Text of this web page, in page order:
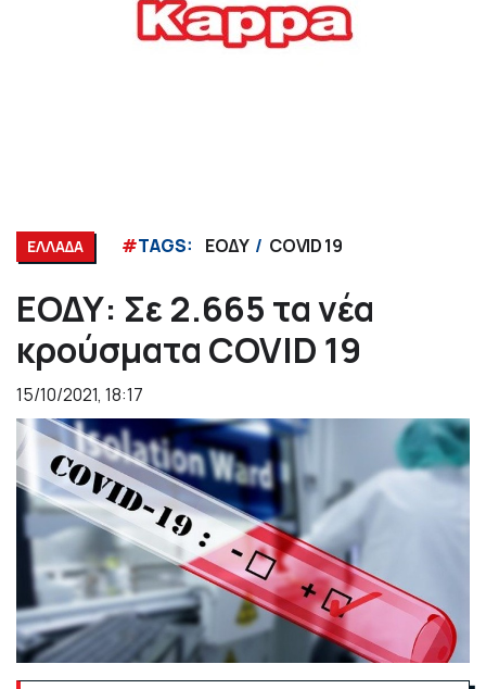
ΕΛΛΑΔΑ #TAGS: ΕΟΔΥ COVID 19
ΕΟΔΥ: Σε 2.665 τα νέα
κρούσματα COVID 19
15/10/2021, 18:17